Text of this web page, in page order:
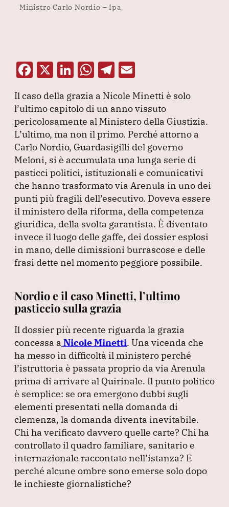
Ministro Carlo Nordio – Ipa
F
c
e
b
o
o
k
X Li
k
e
dI
n
W
at
s
A
p
p
T
e
gr
a
m
ai
l
Il caso della grazia a Nicole Minetti è solo
l’ultimo capitolo di un anno vissuto
pericolosamente al Ministero della Giustizia.
L’ultimo, ma non il primo. Perché attorno a
Carlo Nordio, Guardasigilli del governo
Meloni, si è accumulata una lunga serie di
pasticci politici, istituzionali e comunicativi
che hanno trasformato via Arenula in uno dei
punti più fragili dell’esecutivo. Doveva essere
il ministero della riforma, della competenza
giuridica, della svolta garantista. È diventato
invece il luogo delle gaffe, dei dossier esplosi
in mano, delle dimissioni burrascose e delle
frasi dette nel momento peggiore possibile.
Nordio e il caso Minetti, l’ultimo
pasticcio sulla grazia
Il dossier più recente riguarda la grazia
concessa a Nicole Minetti. Una vicenda che
ha messo in difficoltà il ministero perché
l’istruttoria è passata proprio da via Arenula
prima di arrivare al Quirinale. Il punto politico
è semplice: se ora emergono dubbi sugli
elementi presentati nella domanda di
clemenza, la domanda diventa inevitabile.
Chi ha verificato davvero quelle carte? Chi ha
controllato il quadro familiare, sanitario e
internazionale raccontato nell’istanza? E
perché alcune ombre sono emerse solo dopo
le inchieste giornalistiche?